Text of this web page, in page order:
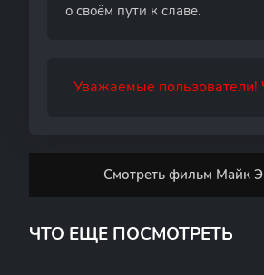
о своём пути к славе.
Уважаемые пользователи!
Смотреть фильм Майк
ЧТО ЕЩЕ ПОСМОТРЕТЬ